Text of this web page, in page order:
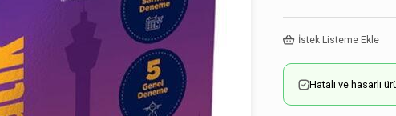
İstek Listeme Ekle
Hatalı ve hasarlı